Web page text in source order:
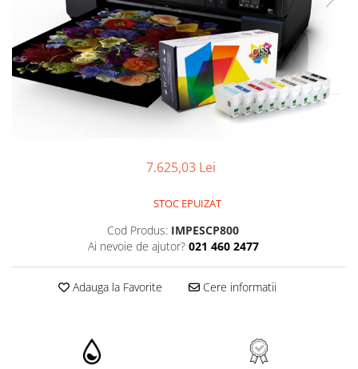
7.625,03 Lei
STOC EPUIZAT
Cod Produs: IMPESCP800
Ai nevoie de ajutor? 021 460 2477
Adauga la Favorite Cere informatii